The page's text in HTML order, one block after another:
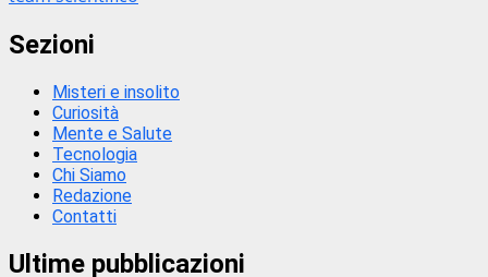
Sezioni
Misteri e insolito
Curiosità
Mente e Salute
Tecnologia
Chi Siamo
Redazione
Contatti
Ultime pubblicazioni